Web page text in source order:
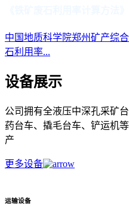
中国地质科学院郑州矿产综
石利用率...
设备展示
公司拥有全液压中深孔采矿
药台车、撬毛台车、铲运机
产
更多设备
运输设备